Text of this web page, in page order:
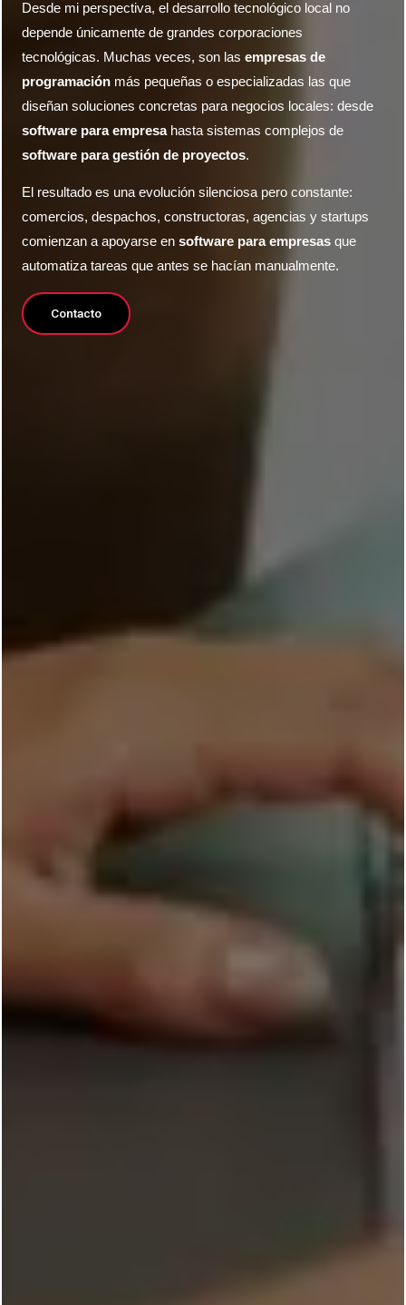
Desde mi perspectiva, el desarrollo tecnológico local no
depende únicamente de grandes corporaciones
tecnológicas. Muchas veces, son lasempresas de
programación más pequeñas o especializadas las que
diseñan soluciones concretas para negocios locales: desde
software para empresahasta sistemas complejos de
software para gestión de proyectos.
El resultado es una evolución silenciosa pero constante:
comercios, despachos, constructoras, agencias y startups
comienzan a apoyarse ensoftware para empresas que
automatiza tareas que antes se hacían manualmente.
Contacto